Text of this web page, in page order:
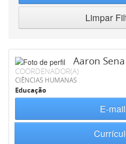
Limpar
Aaron
COORDENADOR(A)
CIÊNCIAS HUMANAS
Educação
E-mail